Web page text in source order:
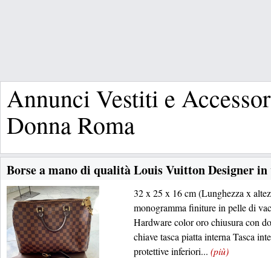
Annunci Vestiti e
Donna Roma
Borse a mano di qualità Louis Vuitton Designer in
32 x 25 x 16 cm (Lunghezza x
monogramma finiture in pelle di
Hardware color oro chiusura con
chiave tasca piatta interna Tasca
protettive inferiori... (più)